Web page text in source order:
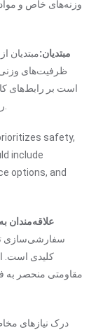
وزنه‌های خاص و مواد
مبتدیان:مبتدیان
ظرفیت‌های
است بر رابط‌های
safety,
include
options, and
سفارشی‌سازی
کلیدی است.
مقاومتی منحصر به
درک نیازهای